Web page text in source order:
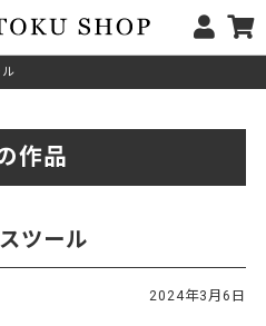
作品
ツール
2024年3月6日